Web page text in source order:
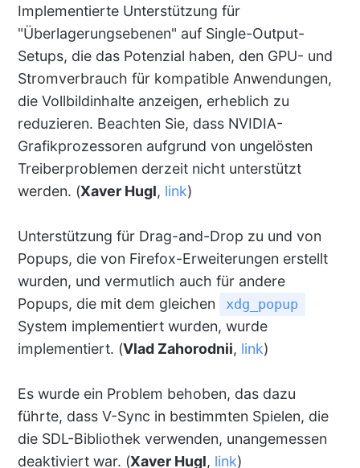
Implementierte Unterstützung für
"Überlagerungsebenen" auf Single-Output-
Setups, die das Potenzial haben, den GPU- und
Stromverbrauch für kompatible Anwendungen,
die Vollbildinhalte anzeigen, erheblich zu
reduzieren. Beachten Sie, dass NVIDIA-
Grafikprozessoren aufgrund von ungelösten
Treiberproblemen derzeit nicht unterstützt
werden. (Xaver Hugl, link)
Unterstützung für Drag-and-Drop zu und von
Popups, die von Firefox-Erweiterungen erstellt
wurden, und vermutlich auch für andere
Popups, die mit dem gleichen
xdg_popup
System implementiert wurden, wurde
implementiert. (Vlad Zahorodnii, link)
Es wurde ein Problem behoben, das dazu
führte, dass V-Sync in bestimmten Spielen, die
die SDL-Bibliothek verwenden, unangemessen
deaktiviert war. (Xaver Hugl, link)